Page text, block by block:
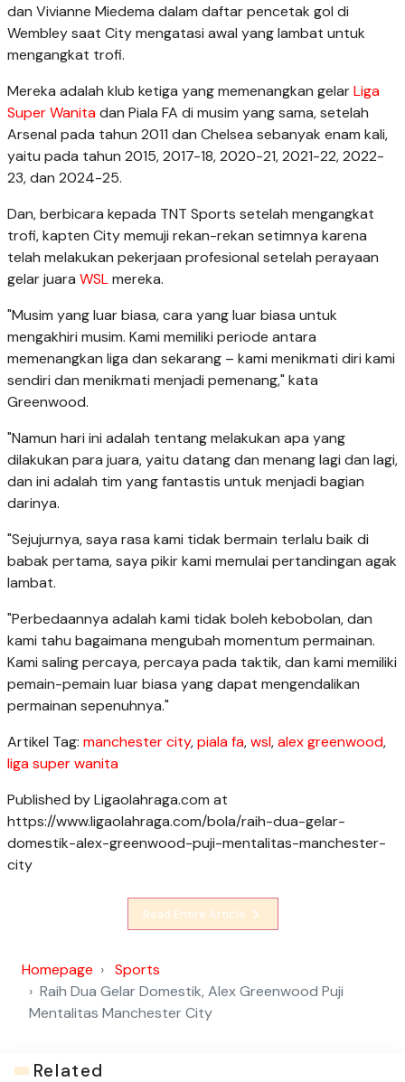
dan Vivianne Miedema dalam daftar pencetak gol di
Wembley saat City mengatasi awal yang lambat untuk
mengangkat trofi.
Mereka adalah klub ketiga yang memenangkan gelarLiga
Super Wanitadan Piala FA di musim yang sama, setelah
Arsenal pada tahun 2011 dan Chelsea sebanyak enam kali,
yaitu pada tahun 2015, 2017-18, 2020-21, 2021-22, 2022-
23, dan 2024-25.
Dan, berbicara kepada TNT Sports setelah mengangkat
trofi, kapten City memuji rekan-rekan setimnya karena
telah melakukan pekerjaan profesional setelah perayaan
gelar juara WSLmereka.
"Musim yang luar biasa, cara yang luar biasa untuk
mengakhiri musim. Kami memiliki periode antara
memenangkan liga dan sekarang – kami menikmati diri kami
sendiri dan menikmati menjadi pemenang," kata
Greenwood.
"Namun hari ini adalah tentang melakukan apa yang
dilakukan para juara, yaitu datang dan menang lagi dan lagi,
dan ini adalah tim yang fantastis untuk menjadi bagian
darinya.
"Sejujurnya, saya rasa kami tidak bermain terlalu baik di
babak pertama, saya pikir kami memulai pertandingan agak
lambat.
"Perbedaannya adalah kami tidak boleh kebobolan, dan
kami tahu bagaimana mengubah momentum permainan.
Kami saling percaya, percaya pada taktik, dan kami memiliki
pemain-pemain luar biasa yang dapat mengendalikan
permainan sepenuhnya."
Artikel Tag: manchester city,piala fa,wsl,alex greenwood,
liga super wanita
Published by Ligaolahraga.com at
https://www.ligaolahraga.com/bola/raih-dua-gelar-
domestik-alex-greenwood-puji-mentalitas-manchester-
city
Read Entire Article
Homepage
Sports
Raih Dua Gelar Domestik, Alex Greenwood Puji
Mentalitas Manchester City
Related